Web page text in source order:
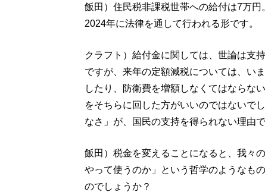
飯田）住民税非課税世帯への給付は7万円
2024年に法律を通して行われる形です。
クラフト）給付金に関しては、世論は支
ですが、来年の定額減税については、い
したり、防衛費を増額しなくてはならな
をそちらに回した方がいいのではないで
なさ」が、国民の支持を得られない理由
飯田）税金を変えることになると、我々
やって使うのか」という哲学のようなも
のでしょうか？